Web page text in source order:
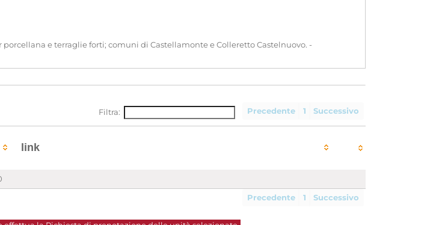
e terraglie forti; comuni di Castellamonte e Colleretto Castelnuovo. -
Precedente
1 Successivo
Filtra:
link
Precedente 1 Successivo